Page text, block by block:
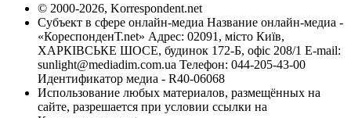
© 2000-2026, Korrespondent.net
Субъект в сфере онлайн-медиа Название онлайн-медиа -
«КореспонденТ.net» Адрес: 02091, місто Київ,
ХАРКІВСЬКЕ ШОСЕ, будинок 172-Б, офіс 208/1 E-mail:
sunlight@mediadim.com.ua Телефон: 044-205-43-00
Идентификатор медиа - R40-06068
Использование любых материалов, размещённых на
сайте, разрешается при условии ссылки на